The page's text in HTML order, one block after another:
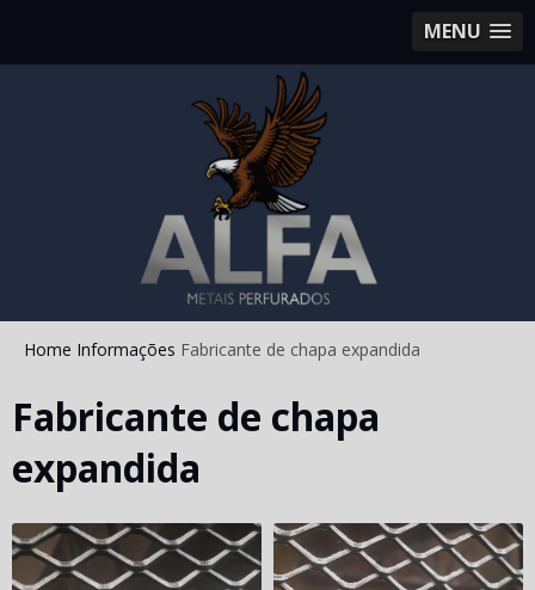
MENU
Home Informações Fabricante de chapa expandida
Fabricante de chapa
expandida